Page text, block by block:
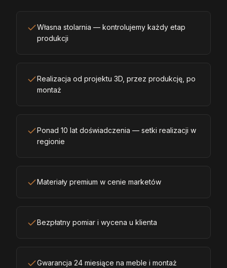
Własna stolarnia — kontrolujemy każdy etap
produkcji
Realizacja od projektu 3D, przez produkcję, po
montaż
Ponad 10 lat doświadczenia — setki realizacji w
regionie
Materiały premium w cenie marketów
Bezpłatny pomiar i wycena u klienta
Gwarancja 24 miesiące na meble i montaż